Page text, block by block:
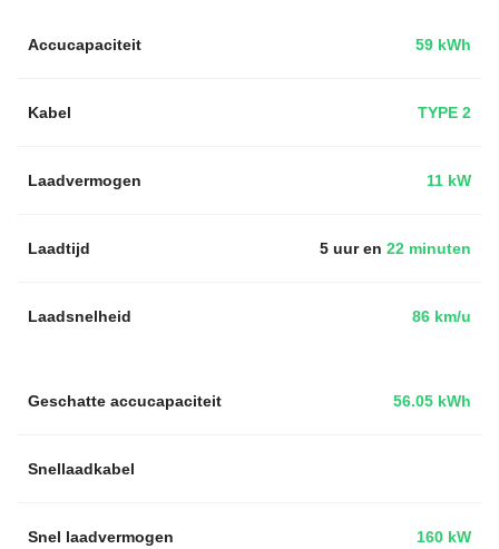
Accucapaciteit 59 kWh
Kabel TYPE 2
Laadvermogen 11 kW
Laadtijd 5 uur en 22 minuten
Laadsnelheid 86 km/u
56.05 kWh
Geschatte accucapaciteit
Snellaadkabel
Snel laadvermogen 160 kW